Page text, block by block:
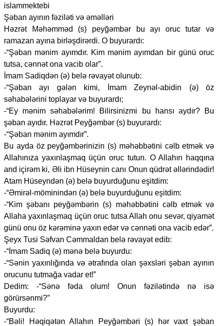
islammektebi
Şəban ayının fəziləti və əməlləri
Həzrət Məhəmməd (s) peyğəmbər bu ayı oruc tutar və
ramazan ayına birləşdirərdi. O buyurardı:
-“Şəban mənim ayımdır. Kim mənim ayımdan bir günü oruc
tutsa, cənnət ona vacib olar”.
İmam Sadiqdən (ə) belə rəvayət olunub:
-“Şəban ayı gələn kimi, İmam Zeynəl-abidin (ə) öz
səhabələrini toplayar və buyurardı;
-“Ey mənim səhabələrim! Bilirsinizmi bu hansı aydır? Bu
şəban ayıdır. Həzrət Peyğəmbər (s) buyurardı:
-“Şəban mənim ayımdır”.
Bu ayda öz peyğəmbərinizin (s) məhəbbətini cəlb etmək və
Allahınıza yaxınlaşmaq üçün oruc tutun. O Allahın haqqına
and içirəm ki, Əli ibn Hüseynin canı Onun qüdrət əllərindədir!
Atam Hüseyndən (ə) belə buyurduğunu eşitdim:
-“Əmirəl-möminindən (ə) belə buyurduğunu eşitdim:
-“Kim şəbanı peyğəmbərin (s) məhəbbətini cəlb etmək və
Allaha yaxınlaşmaq üçün oruc tutsa Allah onu sevər, qiyamət
günü onu öz kərəminə yaxın edər və cənnəti ona vacib edər”.
Şeyx Tusi Səfvan Cəmmaldan belə rəvayət edib:
-“İmam Sadiq (ə) mənə belə buyurdu:
-“Sənin yaxınlığında və ətrafında olan şəxsləri şəban ayının
orucunu tutmağa vadar et!”
Dedim: -“Sənə fəda olum! Onun fəzilətində nə isə
görürsənmi?”
Buyurdu:
-“Bəli! Həqiqətən Allahın Peyğəmbəri (s) hər vaxt şəban